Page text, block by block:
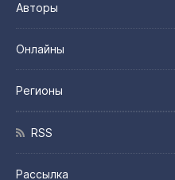
Авторы
Онлайны
Регионы
RSS
Рассылка